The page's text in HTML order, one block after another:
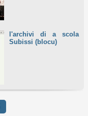
l'archivi di a scola
Subissi (blocu)